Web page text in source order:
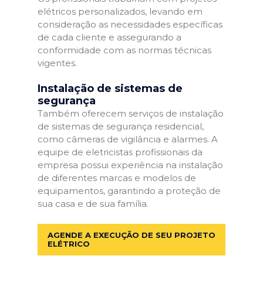
elétricos personalizados, levando em
consideração as necessidades específicas
de cada cliente e assegurando a
conformidade com as normas técnicas
vigentes.
Instalação de sistemas de
segurança
Também oferecem serviços de instalação
de sistemas de segurança residencial,
como câmeras de vigilância e alarmes. A
equipe de eletricistas profissionais da
empresa possui experiência na instalação
de diferentes marcas e modelos de
equipamentos, garantindo a proteção de
sua casa e de sua família.
AGENDE A EXECUÇÃO DE SEU PROJETO
ELÉTRICO